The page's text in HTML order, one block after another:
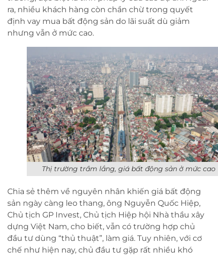
ra, nhiều khách hàng còn chần chừ trong quyết
định vay mua bất động sản do lãi suất dù giảm
nhưng vẫn ở mức cao.
Thị trường trầm lắng, giá bất động sản ở mức cao
Chia sẻ thêm về nguyên nhân khiến giá bất động
sản ngày càng leo thang, ông Nguyễn Quốc Hiệp,
Chủ tịch GP Invest, Chủ tịch Hiệp hội Nhà thầu xây
dựng Việt Nam, cho biết, vẫn có trường hợp chủ
đầu tư dùng “thủ thuật”, làm giá. Tuy nhiên, với cơ
chế như hiện nay, chủ đầu tư gặp rất nhiều khó